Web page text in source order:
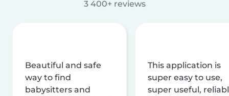
3 400+ reviews
Beautiful and safe
way to find
babysitters and
This application is
super easy to use,
super useful,